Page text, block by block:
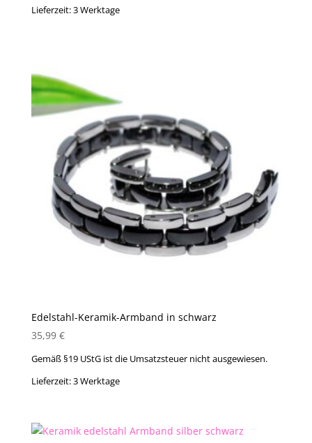
Lieferzeit:3 Werktage
Edelstahl-Keramik-Armband in schwarz
35,99 €
Gemäß §19 UStG ist die Umsatzsteuer nicht ausgewiesen.
Lieferzeit:3 Werktage